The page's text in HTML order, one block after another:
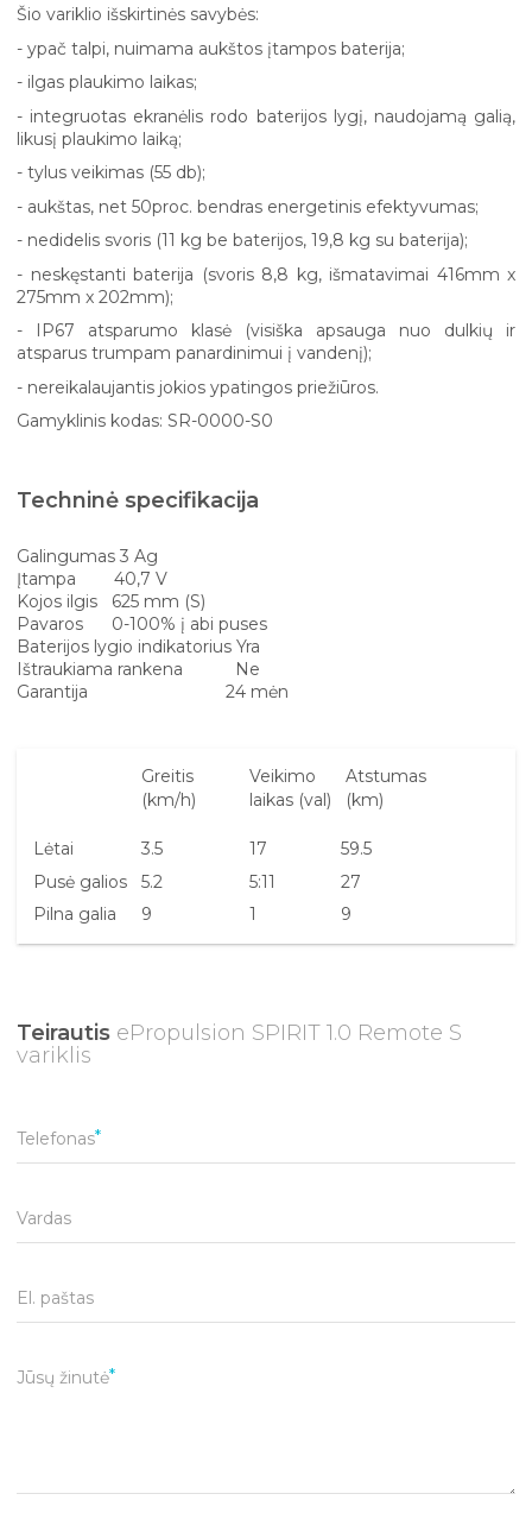
Šio variklio išskirtinės savybės:
- ypač talpi, nuimama aukštos įtampos baterija;
- ilgas plaukimo laikas;
- integruotas ekranėlis rodo baterijos lygį, naudojamą galią,
likusį plaukimo laiką;
- tylus veikimas (55 db);
- aukštas, net 50proc. bendras energetinis efektyvumas;
- nedidelis svoris (11 kg be baterijos, 19,8 kg su baterija);
- neskęstanti baterija (svoris 8,8 kg, išmatavimai 416mm x
275mm x 202mm);
- IP67 atsparumo klasė (visiška apsauga nuo dulkių ir
atsparus trumpam panardinimui į vandenį);
- nereikalaujantis jokios ypatingos priežiūros.
Gamyklinis kodas: SR-0000-S0
Techninė specifikacija
Galingumas 3 Ag
Įtampa 40,7 V
Kojos ilgis 625 mm (S)
Pavaros 0-100% į abi puses
Baterijos lygio indikatorius Yra
Ištraukiama rankena Ne
Garantija 24 mėn
Greitis Veikimo
Atstumas
(km/h)
laikas (val) (km)
Lėtai 3.5 17
59.5
Pusė galios
5.2 5:11
27
Pilna galia
9 1 9
Teirautis ePropulsion SPIRIT 1.0 Remote S
variklis
Telefonas
Vardas
El. paštas
Jūsų žinutė